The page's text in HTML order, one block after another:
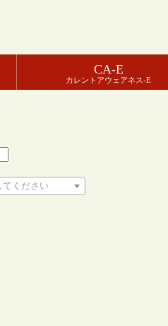
CA-E
カレントアウェアネス-E
ください